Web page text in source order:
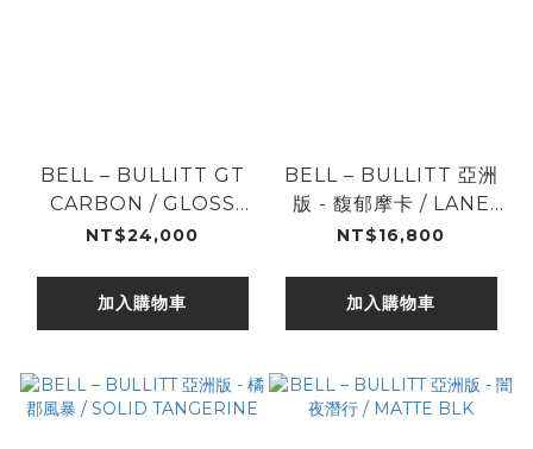
BELL – BULLITT GT
CARBON / GLOSS
BLACK
NT$24,000
加入購物車
BELL – BULLITT 亞洲
版 - 馥郁摩卡 / LANE
MOCHA
NT$16,800
加入購物車